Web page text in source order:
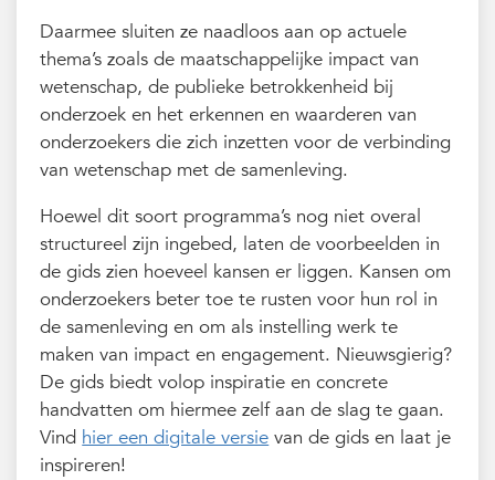
Daarmee sluiten ze naadloos aan op actuele
thema’s zoals de maatschappelijke impact van
wetenschap, de publieke betrokkenheid bij
onderzoek en het erkennen en waarderen van
onderzoekers die zich inzetten voor de verbinding
van wetenschap met de samenleving.
Hoewel dit soort programma’s nog niet overal
structureel zijn ingebed, laten de voorbeelden in
de gids zien hoeveel kansen er liggen. Kansen om
onderzoekers beter toe te rusten voor hun rol in
de samenleving en om als instelling werk te
maken van impact en engagement. Nieuwsgierig?
De gids biedt volop inspiratie en concrete
handvatten om hiermee zelf aan de slag te gaan.
Vind hier een digitale versie van de gids en laat je
inspireren!